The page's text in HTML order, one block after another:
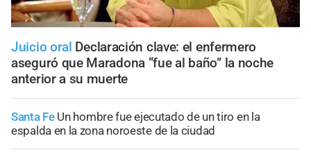
Juicio oral Declaración clave: el enfermero
aseguró que Maradona “fue al baño” la noche
anterior a su muerte
Santa Fe Un hombre fue ejecutado de un tiro en la
espalda en la zona noroeste de la ciudad